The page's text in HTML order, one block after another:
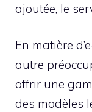
ajoutée, le
En matière
autre
offrir une
des modèles